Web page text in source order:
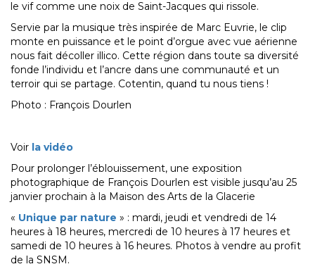
le vif comme une noix de Saint-Jacques qui rissole.
Servie par la musique très inspirée de Marc Euvrie, le clip
monte en puissance et le point d’orgue avec vue aérienne
nous fait décoller illico. Cette région dans toute sa diversité
fonde l’individu et l’ancre dans une communauté et un
terroir qui se partage. Cotentin, quand tu nous tiens !
Photo : François Dourlen
Voir la vidéo
Pour prolonger l’éblouissement, une exposition
photographique de François Dourlen est visible jusqu’au 25
janvier prochain à la Maison des Arts de la Glacerie
« Unique par nature » : mardi, jeudi et vendredi de 14
heures à 18 heures, mercredi de 10 heures à 17 heures et
samedi de 10 heures à 16 heures. Photos à vendre au profit
de la SNSM.